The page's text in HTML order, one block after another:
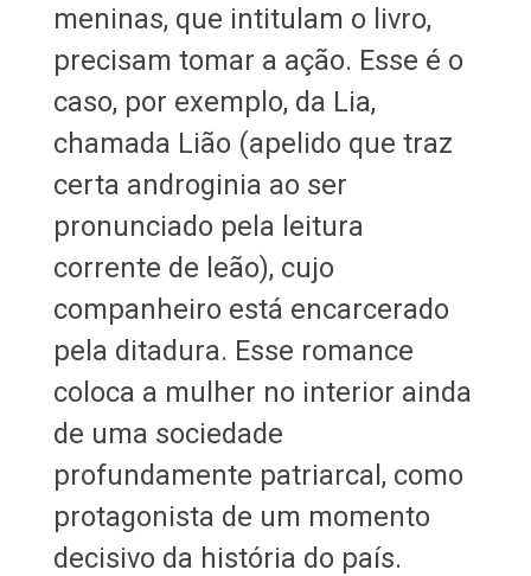
meninas, que intitulam o livro,
precisam tomar a ação. Esse é o
caso, por exemplo, da Lia,
chamada Lião (apelido que traz
certa androginia ao ser
pronunciado pela leitura
corrente de leão), cujo
companheiro está encarcerado
pela ditadura. Esse romance
coloca a mulher no interior ainda
de uma sociedade
profundamente patriarcal, como
protagonista de um momento
decisivo da história do país.